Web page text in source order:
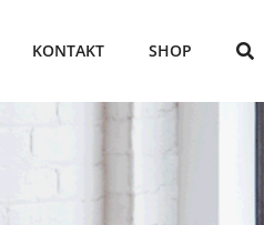
KONTAKT SHOP